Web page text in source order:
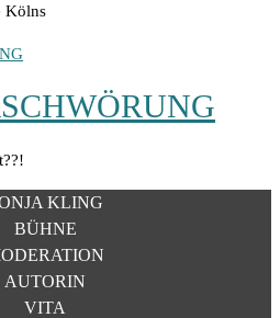
Kölns
KLING
BÜHNE
AUTORIN
VITA